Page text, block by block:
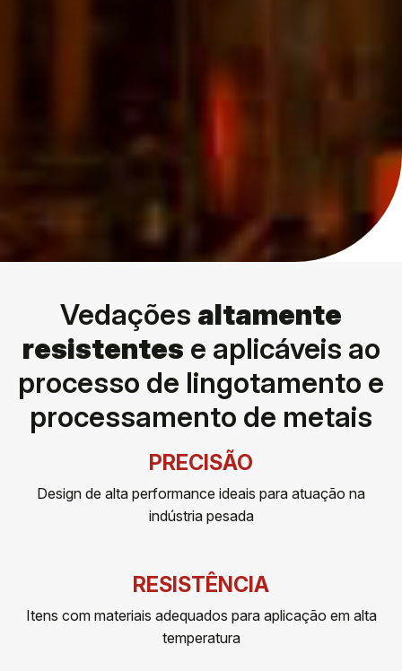
Vedações altamente
resistentes e aplicáveis ao
processo de lingotamento e
processamento de metais
PRECISÃO
Design de alta performance ideais para atuação na
indústria pesada
RESISTÊNCIA
Itens com materiais adequados para aplicação em alta
temperatura